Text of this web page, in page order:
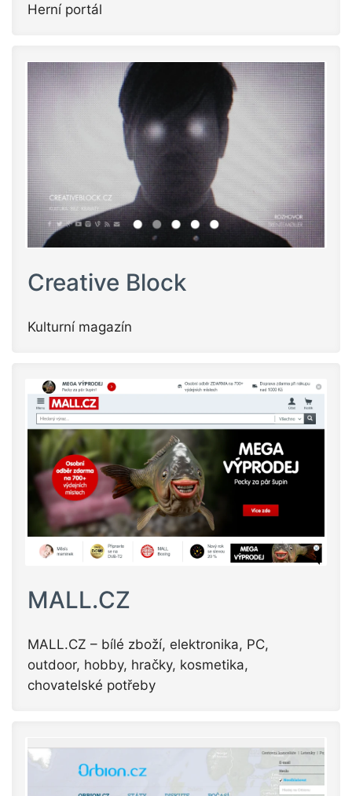
Herní portál
Creative Block
Kulturní magazín
MALL.CZ
MALL.CZ – bílé zboží, elektronika, PC,
outdoor, hobby, hračky, kosmetika,
chovatelské potřeby